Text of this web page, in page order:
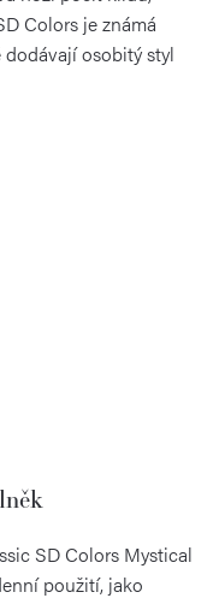
Colors je známá
osobitý styl
SD Colors Mystical
použití, jako